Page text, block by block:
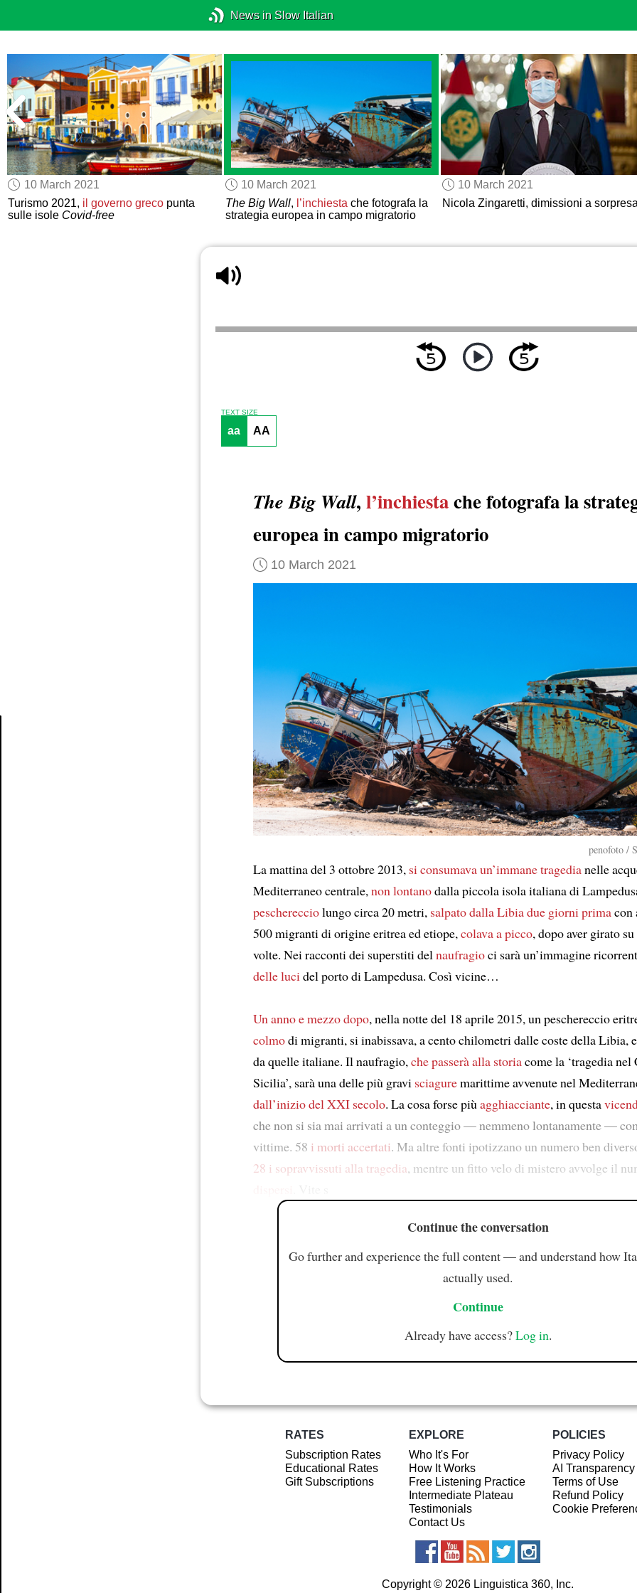
News in Slow Italian
10 March 2021
Turismo 2021, il governo greco punta
sulle isole Covid-free
10 March 2021
The Big Wall, l’inchiestache fotografa la
strategia europea in campo migratorio
10 March 2021
Nicola Zingaretti, dimissioni a
TEXT SIZE
aa AA
The Big Wall, l’inchiestache fotografa la
europea in campo migratorio
10 March 2021
penofoto /
La mattina del 3 ottobre 2013, si consumava un’immane tragedianelle
Mediterraneo centrale, non lontanodalla piccola isola italiana di
pescherecciolungo circa 20 metri, salpato dalla Libia due giorni primacon
500 migranti di origine eritrea ed etiope, colava a picco, dopo aver girato su
volte. Nei racconti dei superstiti del naufragioci sarà un’immagine
delle luci del porto di Lampedusa. Così vicine…
Un anno e mezzo dopo, nella notte del 18 aprile 2015, un peschereccio
colmodi migranti, si inabissava, a cento chilometri dalle coste della Libia,
da quelle italiane. Il naufragio, che passerà alla storiacome la ‘tragedia nel
Sicilia’, sarà una delle più gravi sciaguremarittime avvenute nel
dall’inizio del XXI secolo. La cosa forse più agghiacciante, in questa
che non si sia mai arrivati a un conteggio — nemmeno lontanamente —
vittime. 58 i morti accertati. Ma altre fonti ipotizzano un numero ben
28 i sopravvissuti alla tragedia, mentre un fitto velo di mistero avvolge il
Continue the conversation
Go further and experience the full content — and understand how
actually used.
Continue
Already have access?Log in.
RATES
Subscription Rates
Educational Rates
Gift Subscriptions
EXPLORE
Who It's For
How It Works
Free Listening Practice
Intermediate Plateau
Testimonials
Contact Us
POLICIES
Privacy Policy
AI
Terms of Use
Refund Policy
Cookie
Copyright © 2026 Linguistica 360, Inc.